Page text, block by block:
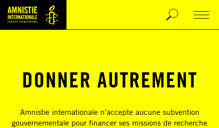
DONNER AUTREMENT
Amnistie internationale n’accepte aucune subvention
gouvernementale pour financer ses missions de recherche